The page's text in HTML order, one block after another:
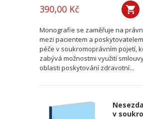
390,00 Kč
Monografie se zaměřuje na
mezi pacientem a
péče v soukromoprávním pojetí,
zabývá možnostmi využití
oblasti poskytování zdravotní...
v